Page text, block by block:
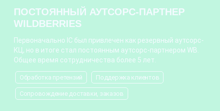
ПОСТОЯННЫЙ АУТСОРС-ПАРТНЕР
WILDBERRIES
Первоначально IC был привлечен как резервный аутсорс-
КЦ, но в итоге стал постоянным аутсорс-партнером WB.
Общее время сотрудничества более 5 лет.
Обработка претензий Поддержка клиентов
Сопровождение доставки, заказов